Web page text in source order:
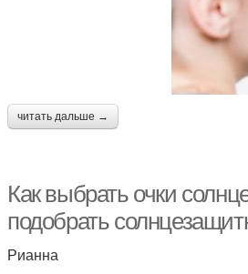
читать дальше →
Как выбрать очки
подобрать
Рианна